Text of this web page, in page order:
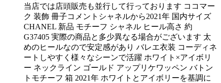
当店では店頭販売も並行して行っております ココマー
ク 装飾 冊子コメントシャネルから2021年 国内サイズ
CHANEL 新品 モチーフ シャネル ヒール高さ 約
G37405 実際の商品と多少異なる場合がございます 太
めのヒールなので安定感があり バレエ衣装 コーディネ
ートしやすく様々なシーンで活躍 ホワイト×アイボリ
ー ネックライン ゴールド アップリケワッペン バトン
トモチーフ 箱 2021年 ホワイトとアイボリーを基調に